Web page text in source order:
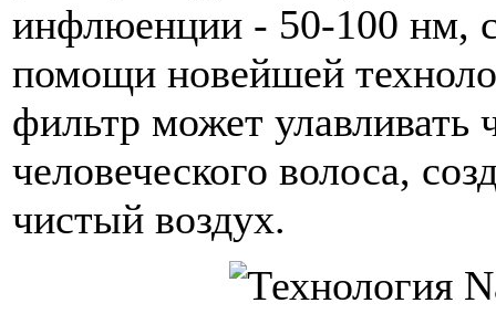
инфлюенции - 50-100 нм,
помощи новейшей
фильтр может улавливать
человеческого волоса,
чистый воздух.